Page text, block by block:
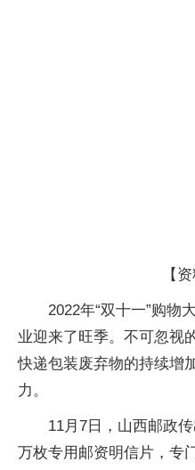
【
2022年“双十一”购物
业迎来了旺季。不可忽视
快递包装废弃物的持续增
力。
11月7日，山西邮政
万枚专用邮资明信片，专